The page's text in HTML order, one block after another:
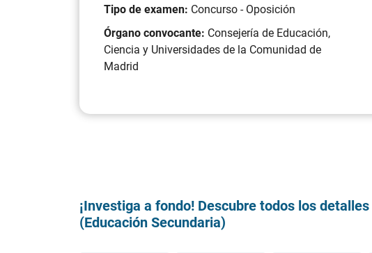
Tipo de examen: Concurso - Oposición
Órgano convocante: Consejería de Educación,
Ciencia y Universidades de la Comunidad de
Madrid
¡Investiga a fondo! Descubre todos los detalles
(Educación Secundaria)